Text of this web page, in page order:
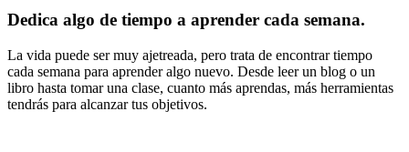
Dedica algo de tiempo a aprender cada semana.
La vida puede ser muy ajetreada, pero trata de encontrar tiempo
cada semana para aprender algo nuevo. Desde leer un blog o un
libro hasta tomar una clase, cuanto más aprendas, más herramientas
tendrás para alcanzar tus objetivos.